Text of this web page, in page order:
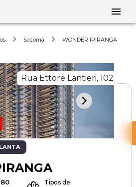
Sacomã
WONDER IPIRANGA
Rua Ettore Lantieri, 102
Tipos de